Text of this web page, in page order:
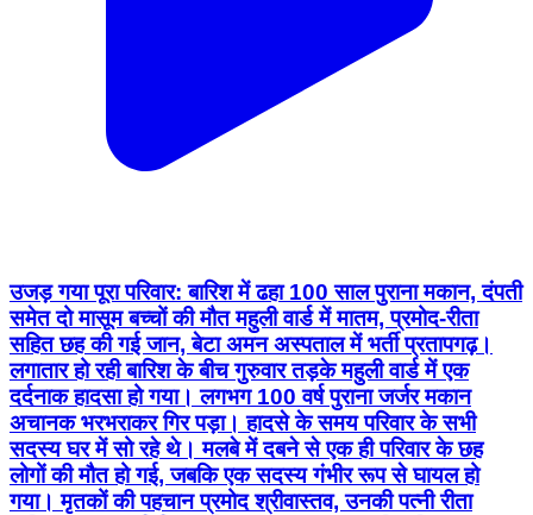
उजड़ गया पूरा परिवार: बारिश में ढहा 100 साल पुराना मकान, दंपती
समेत दो मासूम बच्चों की मौत महुली वार्ड में मातम, प्रमोद-रीता
सहित छह की गई जान, बेटा अमन अस्पताल में भर्ती प्रतापगढ़।
लगातार हो रही बारिश के बीच गुरुवार तड़के महुली वार्ड में एक
दर्दनाक हादसा हो गया। लगभग 100 वर्ष पुराना जर्जर मकान
अचानक भरभराकर गिर पड़ा। हादसे के समय परिवार के सभी
सदस्य घर में सो रहे थे। मलबे में दबने से एक ही परिवार के छह
लोगों की मौत हो गई, जबकि एक सदस्य गंभीर रूप से घायल हो
गया। मृतकों की पहचान प्रमोद श्रीवास्तव, उनकी पत्नी रीता